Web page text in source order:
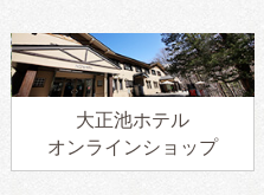
大正池ホテル
オンラインショップ